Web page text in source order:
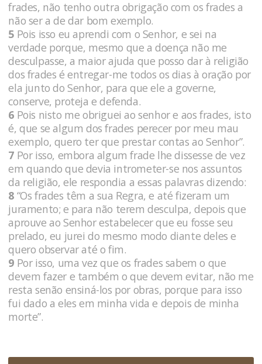
frades, não tenho outra obrigação com os frades a
não ser a de dar bom exemplo.
5 Pois isso eu aprendi com o Senhor, e sei na
verdade porque, mesmo que a doença não me
desculpasse, a maior ajuda que posso dar à religião
dos frades é entregar-me todos os dias à oração por
ela junto do Senhor, para que ele a governe,
conserve, proteja e defenda.
6 Pois nisto me obriguei ao senhor e aos frades, isto
é, que se algum dos frades perecer por meu mau
exemplo, quero ter que prestar contas ao Senhor”.
7 Por isso, embora algum frade lhe dissesse de vez
em quando que devia intrometer-se nos assuntos
da religião, ele respondia a essas palavras dizendo:
8 “Os frades têm a sua Regra, e até fizeram um
juramento; e para não terem desculpa, depois que
aprouve ao Senhor estabelecer que eu fosse seu
prelado, eu jurei do mesmo modo diante deles e
quero observar até o fim.
9 Por isso, uma vez que os frades sabem o que
devem fazer e também o que devem evitar, não me
resta senão ensiná-los por obras, porque para isso
fui dado a eles em minha vida e depois de minha
morte”.